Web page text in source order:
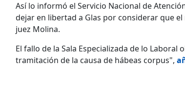
Así lo informó el Servicio Nacional de
dejar en libertad a Glas por considerar que
juez Molina.
El fallo de la Sala Especializada de lo
tramitación de la causa de hábeas corpus",